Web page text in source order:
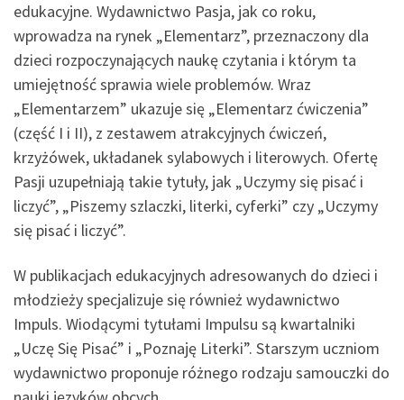
edukacyjne. Wydawnictwo Pasja, jak co roku,
wprowadza na rynek „Elementarz”, przeznaczony dla
dzieci rozpoczynających naukę czytania i którym ta
umiejętność sprawia wiele problemów. Wraz
„Elementarzem” ukazuje się „Elementarz ćwiczenia”
(część I i II), z zestawem atrakcyjnych ćwiczeń,
krzyżówek, układanek sylabowych i literowych. Ofertę
Pasji uzupełniają takie tytuły, jak „Uczymy się pisać i
liczyć”, „Piszemy szlaczki, literki, cyferki” czy „Uczymy
się pisać i liczyć”.
W publikacjach edukacyjnych adresowanych do dzieci i
młodzieży specjalizuje się również wydawnictwo
Impuls. Wiodącymi tytułami Impulsu są kwartalniki
„Uczę Się Pisać” i „Poznaję Literki”. Starszym uczniom
wydawnictwo proponuje różnego rodzaju samouczki do